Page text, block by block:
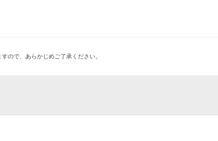
ので、あらかじめご了承ください。
～土製品の考古学～」